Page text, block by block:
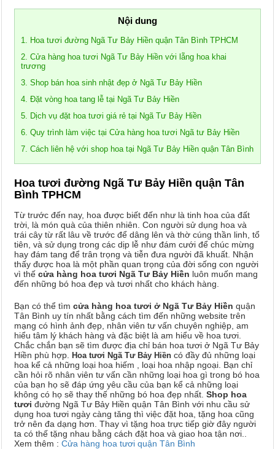
Nội dung
1. Hoa tươi đường Ngã Tư Bảy Hiền quận Tân Bình TPHCM
2. Cửa hàng hoa tươi Ngã Tư Bảy Hiền với lẵng hoa khai
trương
3. Shop bán hoa sinh nhật đẹp ở Ngã Tư Bảy Hiền
4. Đặt vòng hoa tang lễ tại Ngã Tư Bảy Hiền
5. Dịch vụ đặt hoa tươi giá rẻ tại Ngã Tư Bảy Hiền
6. Quy trình làm việc tại Cửa hàng hoa tươi Ngã tư Bảy Hiền
7. Cách liên hệ với shop hoa tại Ngã Tư Bảy Hiền quận Tân Bình
Hoa tươi đường Ngã Tư Bảy Hiền quận Tân
Bình TPHCM
Từ trước đến nay, hoa được biết đến như là tinh hoa của đất
trời, là món quà của thiên nhiên. Con người sử dụng hoa và
trái cây từ rất lâu về trước để dâng lên và thờ cúng thần linh, tổ
tiên, và sử dụng trong các dịp lễ như đám cưới để chúc mừng
hay đám tang để trân trọng và tiễn đưa người đã khuất. Nhận
thấy được hoa là một phần quan trọng của đời sống con người
vì thế cửa hàng hoa tươi Ngã Tư Bảy Hiền luôn muốn mang
đến những bó hoa đẹp và tươi nhất cho khách hàng.
Bạn có thể tìm cửa hàng hoa tươi ở Ngã Tư Bảy Hiền quận
Tân Bình uy tín nhất bằng cách tìm đến những website trên
mạng có hình ảnh đẹp, nhân viên tư vấn chuyên nghiệp, am
hiểu tâm lý khách hàng và đặc biệt là am hiểu về hoa tươi.
Chắc chắn bạn sẽ tìm được địa chỉ bán hoa tươi ở Ngã Tư Bảy
Hiền phù hợp.
Hoa tươi Ngã Tư Bảy Hiền có đầy đủ những loại
hoa kể cả những loại hoa hiếm , loại hoa nhập ngoại. Bạn chỉ
cần hỏi rõ nhân viên tư vấn cần những loại hoa gì trong bó hoa
của bạn họ sẽ đáp ứng yêu cầu của bạn kể cả những loại
không có họ sẽ thay thế những bó hoa đẹp nhất. Shop hoa
tươi đường Ngã Tư Bảy Hiền quận Tân Bình với nhu cầu sử
dụng hoa tươi ngày càng tăng thì việc đặt hoa, tặng hoa cũng
trở nên đa dạng hơn. Thay vì tặng hoa trực tiếp giờ đây người
ta có thế tặng nhau bằng cách đặt hoa và giao hoa tận nơi..
Xem thêm : Cửa hàng hoa tươi quận Tân Bình